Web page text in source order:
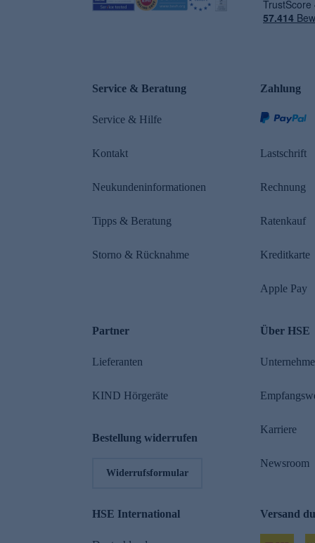
Service & Beratung
Service & Hilfe
Kontakt
Neukundeninformationen
Tipps & Beratung
Storno & Rücknahme
Zahlung
Lastschrift
Rechnung
Ratenkauf
Kreditkarte
Apple Pay
Partner
Lieferanten
KIND Hörgeräte
Bestellung widerrufen
Widerrufsformular
Über HSE
Karriere
Newsroom
HSE International Versand